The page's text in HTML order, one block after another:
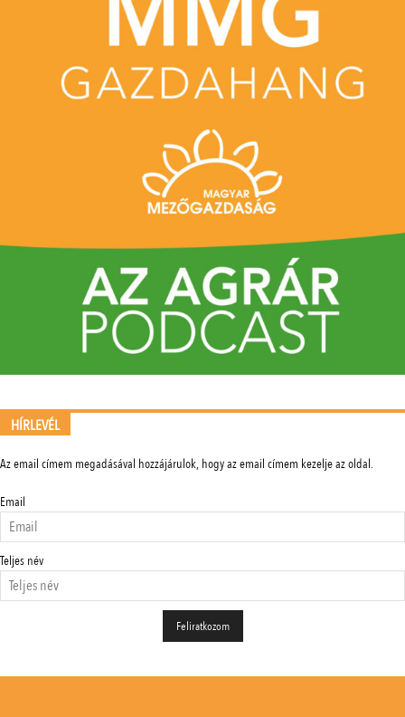
HÍRLEVÉL
Az email címem megadásával hozzájárulok, hogy az email címem kezelje az oldal.
Email
Teljes név